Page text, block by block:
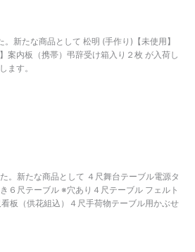
新たな商品として 松明 (手作り)【未使用】
案内板（携帯）弔辞受け箱入り２枚 が入荷し
ます。
。新たな商品として ４尺舞台テーブル電源タ
尺テーブル ※穴あり４尺テーブル フェルト
板（供花組込）４尺手荷物テーブル用かぶせ